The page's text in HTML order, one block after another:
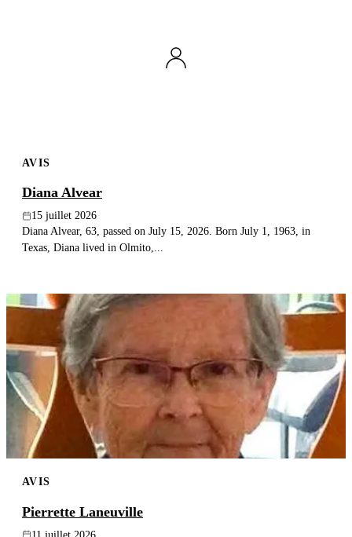
AVIS
Diana Alvear
15 juillet 2026
Diana Alvear, 63, passed on July 15, 2026. Born July 1, 1963, in
Texas, Diana lived in Olmito,...
AVIS
Pierrette Laneuville